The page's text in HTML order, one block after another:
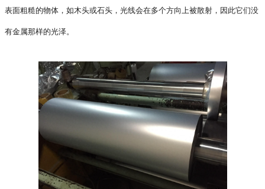
表面粗糙的物体，如木头或石头，光线会在多个方向上被散射，因此它们没
有金属那样的光泽。